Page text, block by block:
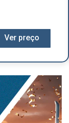
Ver preço